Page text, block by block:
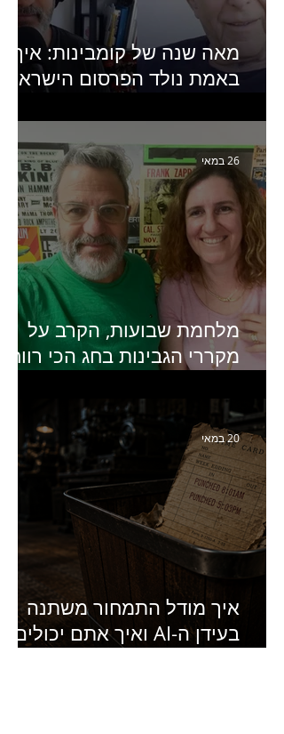
מאה שנה של קומבינות: איך
באמת נולד הפרסום
מחבר הספר "מסע פרסום:
פרקים בחיי הפרסום
מלחמת שבועות, הקרב על
מקררי הגבינות בחג הכי רווחי
סמנכ״לית השיווק והמכירות
של מחלבות גד
26 במאי
איך מודל התמחור משתנה
בעידן ה-AI ואיך אתם יכולים
20 במאי